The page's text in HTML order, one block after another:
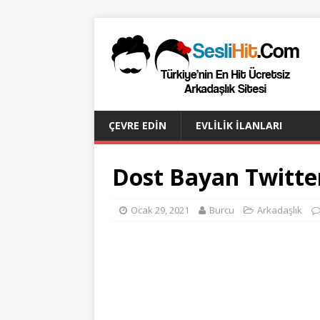
ÇEVRE EDIN EVLILIK İLANLARI
Dost Bayan
Ocak 29, 2021 Burcu Arkadaşlık